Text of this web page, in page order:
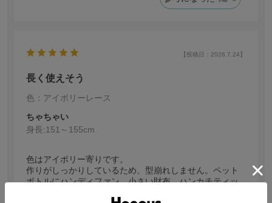
【投稿日：2026.7.24】
長く使えそう
色：アイボリーレース
ちゃちゃい
身長:151～155cm
色はアイボリー寄りです。
作りがしっかりしているため、型崩れしません。ペット
ボトルにハンディファン、小さい財布、ハンカチティッ